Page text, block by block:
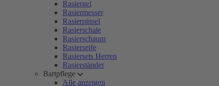
Rasiergel
Rasiermesser
Rasierpinsel
Rasierschale
Rasierschaum
Rasierseife
Rasiersets Herren
Rasierständer
Bartpflege
Alle anzeigen